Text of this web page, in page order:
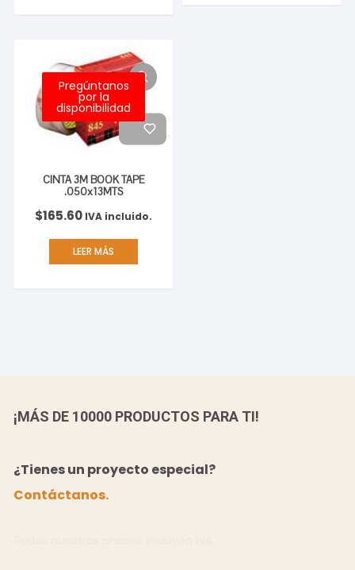
Pregúntanos
por la
disponibilidad
CINTA 3M BOOK TAPE
.050x13MTS
$165.60 IVA incluido.
LEER MÁS
¡MÁS DE 10000 PRODUCTOS PARA TI!
¿Tienes un proyecto especial?
Contáctanos.